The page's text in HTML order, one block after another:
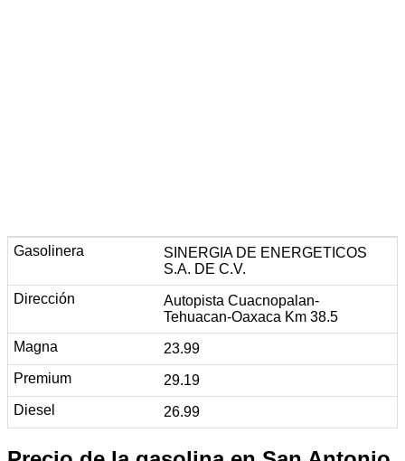
SINERGIA DE ENERGETICOS
S.A. DE C.V.
Autopista Cuacnopalan-
Tehuacan-Oaxaca Km 38.5
23.99
29.19
26.99